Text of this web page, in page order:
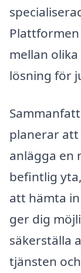
mellan
lösning för
planerar
anlägga en
befintlig
att hämta
ger dig
säkerställa
tjänsten